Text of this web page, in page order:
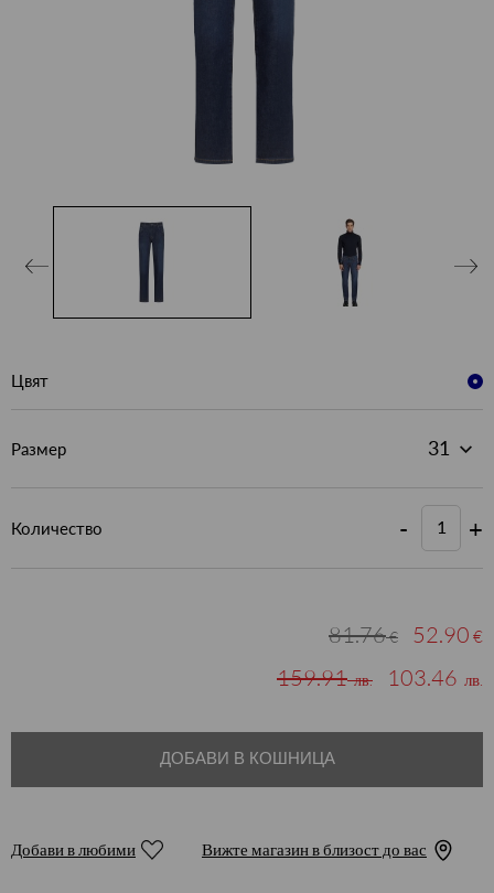
Цвят
Размер
Количество - +
81.76€ 52.90 €
159.91лв. 103.46 лв.
ДОБАВИ В КОШНИЦА
Добави в любими Вижте магазин в близост до вас